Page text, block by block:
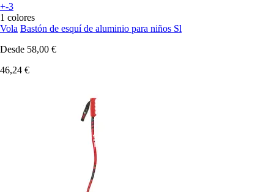
+-3
1 colores
Vola Bastón de esquí de aluminio para niños Sl
Desde 58,00 €
46,24 €